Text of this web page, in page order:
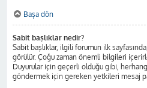
Başa dön
Sabit başlıklar nedir?
Sabit başlıklar, ilgili forumun ilk
görülür. Çoğu zaman önemli bilgileri
Duyurular için geçerli olduğu gibi,
göndermek için gereken yetkileri mesaj